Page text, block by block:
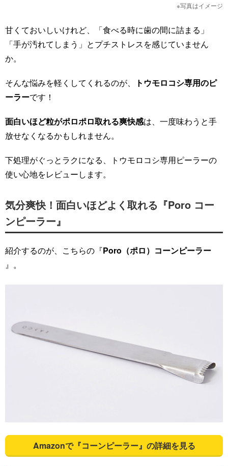
※写真はイメージ
甘くておいしいけれど、「食べる時に歯の間に詰まる」
「手が汚れてしまう」とプチストレスを感じていません
か。
そんな悩みを軽くしてくれるのが、
トウモロコシ専用のピ
ーラーです！
面白いほど粒がポロポロ取れる爽快感は、一度味わうと手
放せなくなるかもしれません。
下処理がぐっとラクになる、トウモロコシ専用ピーラーの
使い心地をレビューします。
気分爽快！面白いほどよく取れる『Poro コー
ンピーラー』
紹介するのが、こちらの『Poro（ポロ）コーンピーラー
』。
Amazonで『コーンピーラー』の詳細を見る